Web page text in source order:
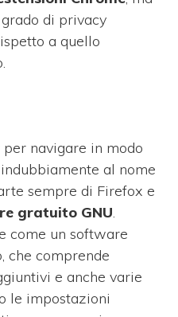
di privacy
a quello
navigare in modo
al nome
sempre di Firefox e
gratuito GNU.
come un software
che comprende
e anche varie
le impostazioni